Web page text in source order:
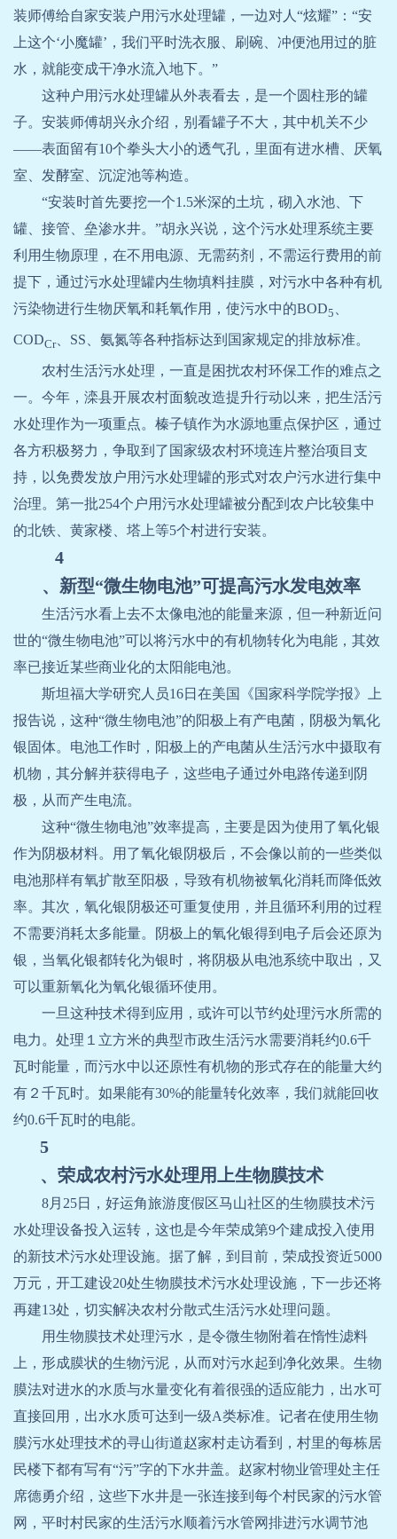
装师傅给自家安装户用污水处理罐，一边对人“炫耀”：“安
上这个‘小魔罐’，我们平时洗衣服、刷碗、冲便池用过的脏
水，就能变成干净水流入地下。”
这种户用污水处理罐从外表看去，是一个圆柱形的罐
子。安装师傅胡兴永介绍，别看罐子不大，其中机关不少
——表面留有10个拳头大小的透气孔，里面有进水槽、厌氧
室、发酵室、沉淀池等构造。
“安装时首先要挖一个1.5米深的土坑，砌入水池、下
罐、接管、垒渗水井。”胡永兴说，这个污水处理系统主要
利用生物原理，在不用电源、无需药剂，不需运行费用的前
提下，通过污水处理罐内生物填料挂膜，对污水中各种有机
污染物进行生物厌氧和耗氧作用，使污水中的BOD5
CODCr、 SS 、氨氮等各种指标达到国家规定的排放标准。
农村生活污水处理，一直是困扰农村环保工作的难点之
一。今年，滦县开展农村面貌改造提升行动以来，把生活污
水处理作为一项重点。榛子镇作为水源地重点保护区，通过
各方积极努力，争取到了国家级农村环境连片整治项目支
持，以免费发放户用污水处理罐的形式对农户污水进行集中
治理。第一批254个户用污水处理罐被分配到农户比较集中
的北铁、黄家楼、塔上等5个村进行安装。
4
、新型“微生物电池”可提高污水发电效率
生活污水看上去不太像电池的能量来源，但一种新近问
世的“微生物电池”可以将污水中的有机物转化为电能，其效
率已接近某些商业化的太阳能电池。
斯坦福大学研究人员16日在美国《国家科学院学报》上
报告说，这种“微生物电池”的阳极上有产电菌，阴极为氧化
银固体。电池工作时，阳极上的产电菌从生活污水中摄取有
机物，其分解并获得电子，这些电子通过外电路传递到阴
极，从而产生电流。
这种“微生物电池”效率提高，主要是因为使用了氧化银
作为阴极材料。用了氧化银阴极后，不会像以前的一些类似
电池那样有氧扩散至阳极，导致有机物被氧化消耗而降低效
率。其次，氧化银阴极还可重复使用，并且循环利用的过程
不需要消耗太多能量。阴极上的氧化银得到电子后会还原为
银，当氧化银都转化为银时，将阴极从电池系统中取出，又
可以重新氧化为氧化银循环使用。
一旦这种技术得到应用，或许可以节约处理污水所需的
电力。处理１立方米的典型市政生活污水需要消耗约0.6千
瓦时能量，而污水中以还原性有机物的形式存在的能量大约
有２千瓦时。如果能有30%的能量转化效率，我们就能回收
约0.6千瓦时的电能。
5
、荣成农村污水处理用上生物膜技术
8月 25日，好运角旅游度假区马山社区的生物膜技术污
水处理设备投入运转，这也是今年荣成第9个建成投入使用
的新技术污水处理设施。据了解，到目前，荣成投资近5000
万元，开工建设20处生物膜技术污水处理设施，下一步还将
再建13处，切实解决农村分散式生活污水处理问题。
用生物膜技术处理污水，是令微生物附着在惰性滤料
上，形成膜状的生物污泥，从而对污水起到净化效果。生物
膜法对进水的水质与水量变化有着很强的适应能力，出水可
直接回用，出水水质可达到一级A类标准。记者在使用生物
膜污水处理技术的寻山街道赵家村走访看到，村里的每栋居
民楼下都有写有“污”字的下水井盖。赵家村物业管理处主任
席德勇介绍，这些下水井是一张连接到每个村民家的污水管
网，平时村民家的生活污水顺着污水管网排进污水调节池